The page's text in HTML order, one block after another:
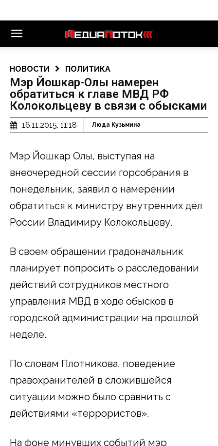
НОВОСТИ ПОЛИТИКА
Мэр Йошкар-Олы намерен
обратиться к главе МВД РФ
Колокольцеву в связи с обысками
16.11.2015, 11:18 Люда Кузьмина
Мэр Йошкар Олы, выступая на
внеочередной сессии горсобрания в
понедельник, заявил о намерении
обратиться к министру внутренних дел
России Владимиру Колокольцеву.
В своем обращении градоначальник
планирует попросить о расследовании
действий сотрудников местного
управления МВД в ходе обысков в
городской администрации на прошлой
неделе.
По словам Плотникова, поведение
правохранителей в сложившейся
ситуации можно было сравнить с
действиями «террористов».
На фоне минувших событий мэр